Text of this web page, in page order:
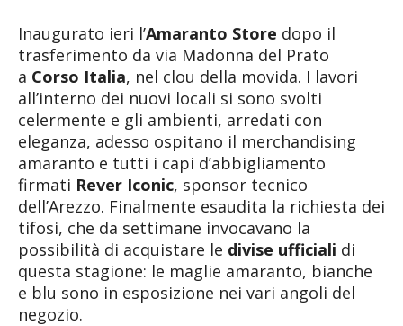
Inaugurato ieri l’Amaranto Store dopo il
trasferimento da via Madonna del Prato
a Corso Italia, nel clou della movida. I lavori
all’interno dei nuovi locali si sono svolti
celermente e gli ambienti, arredati con
eleganza, adesso ospitano il merchandising
amaranto e tutti i capi d’abbigliamento
firmati Rever Iconic, sponsor tecnico
dell’Arezzo. Finalmente esaudita la richiesta dei
tifosi, che da settimane invocavano la
possibilità di acquistare le divise ufficiali di
questa stagione: le maglie amaranto, bianche
e blu sono in esposizione nei vari angoli del
negozio.